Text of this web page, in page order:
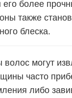
его более
также
блеска.
могут
часто
либо